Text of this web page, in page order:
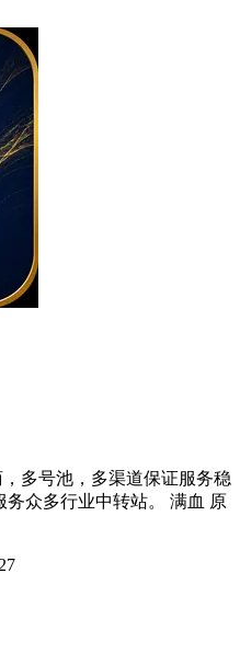
多号池，多渠道保证服务稳
众多行业中转站。 满血 原
27